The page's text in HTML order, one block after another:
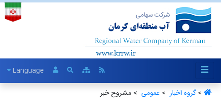
Language
>گروه اخبار ‏ > عمومی ‏ > مشروح خبر